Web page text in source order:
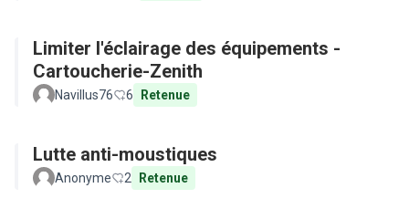
Limiter l'éclairage des équipements -
Cartoucherie-Zenith
Navillus76 6 Retenue
Lutte anti-moustiques
Anonyme 2 Retenue